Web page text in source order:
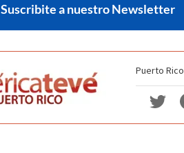
Suscribite a nuestro Newsletter
Puerto Rico